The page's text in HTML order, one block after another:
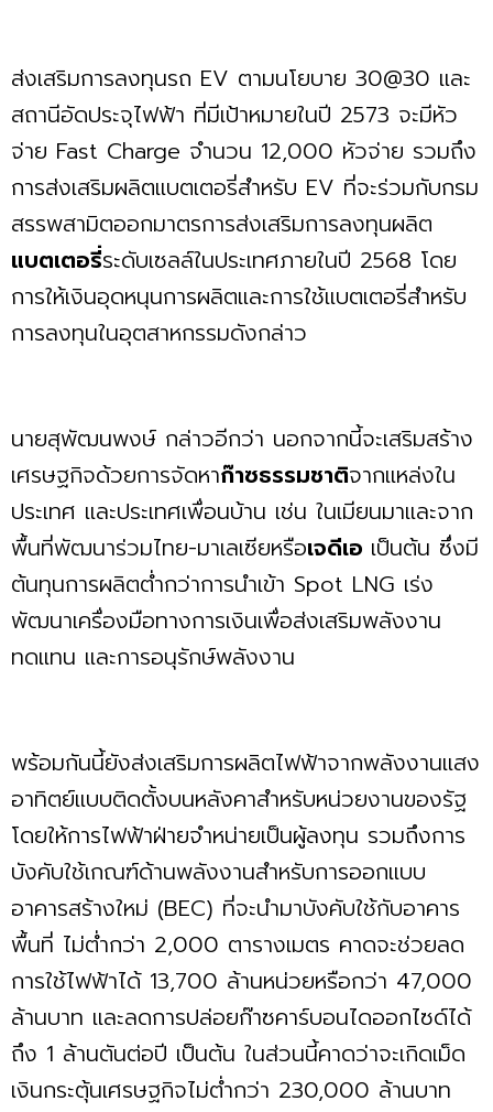
ส่งเสริมการลงทุนรถ EV ตามนโยบาย 30@30 และ
สถานีอัดประจุไฟฟ้า ที่มีเป้าหมายในปี 2573 จะมีหัว
จ่าย Fast Charge จำนวน 12,000 หัวจ่าย รวมถึง
การส่งเสริมผลิตแบตเตอรี่สำหรับ EV ที่จะร่วมกับกรม
สรรพสามิตออกมาตรการส่งเสริมการลงทุนผลิต
แบตเตอรี่ระดับเซลล์ในประเทศภายในปี 2568 โดย
การให้เงินอุดหนุนการผลิตและการใช้แบตเตอรี่สำหรับ
การลงทุนในอุตสาหกรรมดังกล่าว
นายสุพัฒนพงษ์ กล่าวอีกว่า นอกจากนี้จะเสริมสร้าง
เศรษฐกิจด้วยการจัดหาก๊าซธรรมชาติจากแหล่งใน
ประเทศ และประเทศเพื่อนบ้าน เช่น ในเมียนมาและจาก
พื้นที่พัฒนาร่วมไทย-มาเลเซียหรือเจดีเอ เป็นต้น ซึ่งมี
ต้นทุนการผลิตตํ่ากว่าการนำเข้า Spot LNG เร่ง
พัฒนาเครื่องมือทางการเงินเพื่อส่งเสริมพลังงาน
ทดแทน และการอนุรักษ์พลังงาน
พร้อมกันนี้ยังส่งเสริมการผลิตไฟฟ้าจากพลังงานแสง
อาทิตย์แบบติดตั้งบนหลังคาสำหรับหน่วยงานของรัฐ
โดยให้การไฟฟ้าฝ่ายจำหน่ายเป็นผู้ลงทุน รวมถึงการ
บังคับใช้เกณฑ์ด้านพลังงานสำหรับการออกแบบ
อาคารสร้างใหม่ (BEC) ที่จะนำมาบังคับใช้กับอาคาร
พื้นที่ ไม่ตํ่ากว่า 2,000 ตารางเมตร คาดจะช่วยลด
การใช้ไฟฟ้าได้ 13,700 ล้านหน่วยหรือกว่า 47,000
ล้านบาท และลดการปล่อยก๊าซคาร์บอนไดออกไซด์ได้
ถึง 1 ล้านตันต่อปี เป็นต้น ในส่วนนี้คาดว่าจะเกิดเม็ด
เงินกระตุ้นเศรษฐกิจไม่ตํ่ากว่า 230,000 ล้านบาท